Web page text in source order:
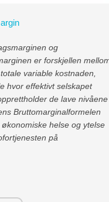
og
er forskjellen
variable kostnaden,
hvor effektivt selskapet
de lave nivåene
Bruttomarginalformelen
helse og ytelse
på